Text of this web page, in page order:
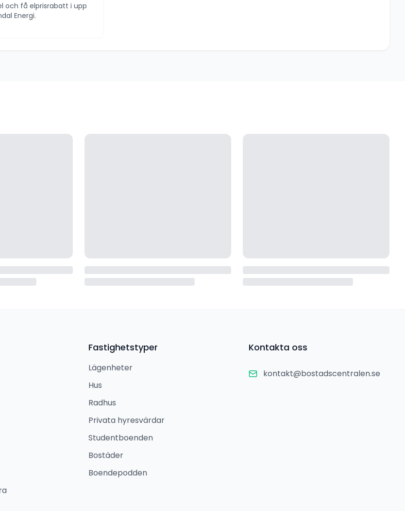
och få elprisrabatt i upp
Energi.
Fastighetstyper
Lägenheter
Hus
Radhus
Privata hyresvärdar
Studentboenden
Bostäder
Boendepodden
Kontakta oss
kontakt@bostadscentralen.se